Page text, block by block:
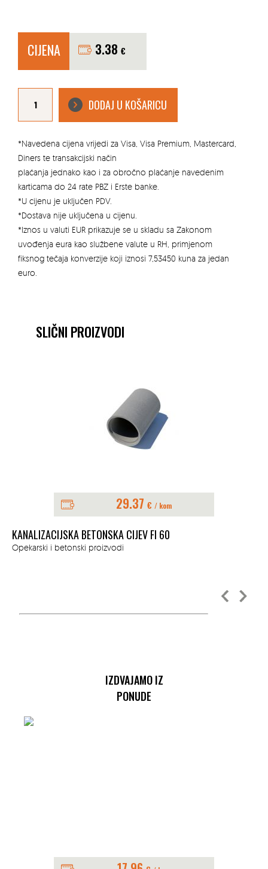
CIJENA 3.38 €
KRAVATA
KUKOM
količina
DODAJ U KOŠARICU
*Navedena cijena vrijedi za Visa, Visa Premium, Mastercard,
Diners te transakcijski način
plaćanja jednako kao i za obročno plaćanje navedenim
karticama do 24 rate PBZ i Erste banke.
*U cijenu je uključen PDV.
*Dostava nije uključena u cijenu.
*Iznos u valuti EUR prikazuje se u skladu sa Zakonom
uvođenja eura kao službene valute u RH, primjenom
fiksnog tečaja konverzije koji iznosi 7,53450 kuna za jedan
euro.
SLIČNI PROIZVODI
29.37 € / kom
KANALIZACIJSKA BETONSKA CIJEV FI 60
Opekarski i betonski proizvodi
IZDVAJAMO IZ
PONUDE